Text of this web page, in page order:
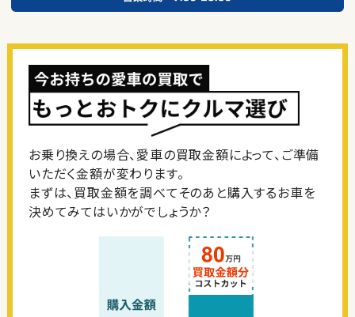
お乗り換えの場合、愛車の買取金額によって、ご準備
いただく金額が変わります。
まずは、買取金額を調べてそのあと購入するお車を
決めてみてはいかがでしょうか？